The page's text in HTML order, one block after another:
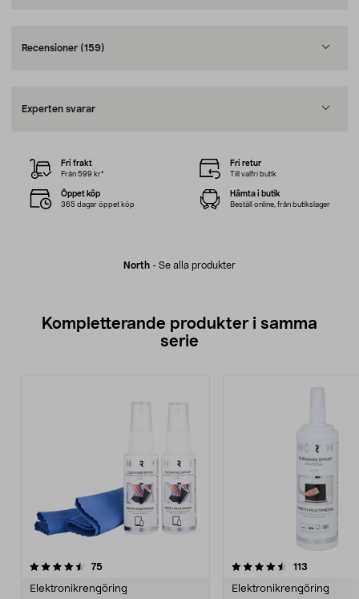
Recensioner (159)
Experten svarar
North - Se alla produkter
Fri frakt
Från 599 kr*
Fri retur
Till valfri butik
Öppet köp
365 dagar öppet köp
Hämta i butik
Beställ online, från butikslager
Kompletterande produkter i samma
serie
75recensioner
Elektronikrengöring
4.5av 5 stjärnor 113
Elektronikrengöring